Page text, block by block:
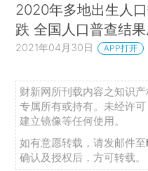
2020年多地出生人
跌 全国人口普查结
2021年04月30日 APP打开
财新网所刊载内容之知识
专属所有或持有。未经许
建立镜像等任何使用。
如有意愿转载，请发邮件至
确认及授权后，方可转载。